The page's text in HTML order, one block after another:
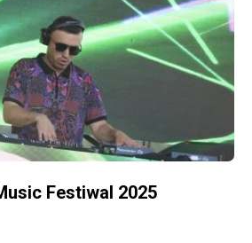
Festiwal 2025